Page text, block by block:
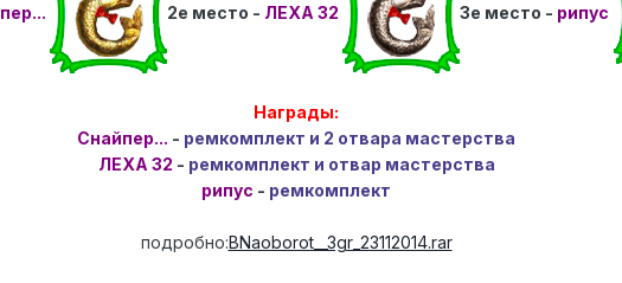
2е место - ЛЕХА 32 3е место - рипус
Награды:
Снайпер... - ремкомплект и 2 отвара мастерства
ЛЕХА 32 - ремкомплект и отвар мастерства
рипус - ремкомплект
подробно:BNaoborot__3gr_23112014.rar